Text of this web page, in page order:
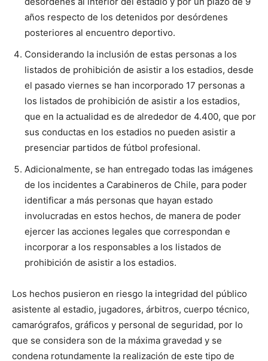
años respecto de los detenidos por desórdenes
posteriores al encuentro deportivo.
Considerando la inclusión de estas personas a los
listados de prohibición de asistir a los estadios, desde
el pasado viernes se han incorporado 17 personas a
los listados de prohibición de asistir a los estadios,
que en la actualidad es de alrededor de 4.400, que por
sus conductas en los estadios no pueden asistir a
presenciar partidos de fútbol profesional.
Adicionalmente, se han entregado todas las imágenes
de los incidentes a Carabineros de Chile, para poder
identificar a más personas que hayan estado
involucradas en estos hechos, de manera de poder
ejercer las acciones legales que correspondan e
incorporar a los responsables a los listados de
prohibición de asistir a los estadios.
Los hechos pusieron en riesgo la integridad del público
asistente al estadio, jugadores, árbitros, cuerpo técnico,
camarógrafos, gráficos y personal de seguridad, por lo
que se considera son de la máxima gravedad y se
condena rotundamente la realización de este tipo de